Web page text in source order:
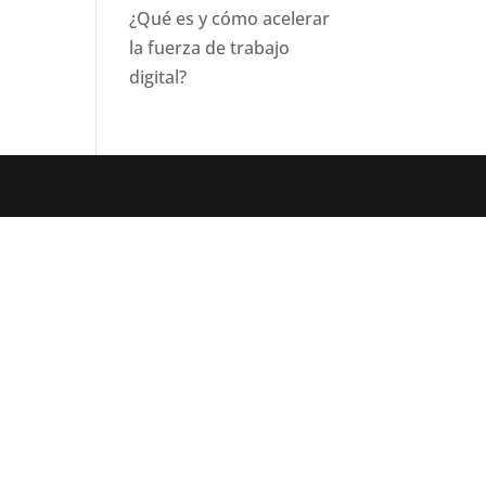
¿Qué es y cómo acelerar
la fuerza de trabajo
digital?